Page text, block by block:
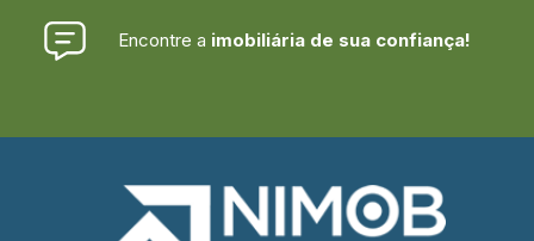
Encontre a imobiliária de sua confiança!